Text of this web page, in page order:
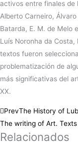
activos entre finales de
Alberto Carneiro,
Batarda, E. M. de Melo
Luís Noronha da
textos fueron
problematización de
más significativas del
XX.
PrevThe History of
The writing of Art.
Relacionados